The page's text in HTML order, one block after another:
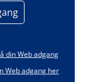
din Web adgang
Web adgang her